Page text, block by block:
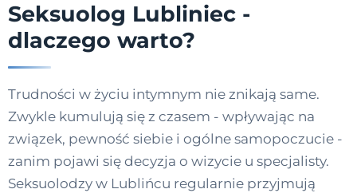
Seksuolog Lubliniec -
dlaczego warto?
Trudności w życiu intymnym nie znikają same.
Zwykle kumulują się z czasem - wpływając na
związek, pewność siebie i ogólne samopoczucie -
zanim pojawi się decyzja o wizycie u specjalisty.
Seksuolodzy w Lublińcu regularnie przyjmują